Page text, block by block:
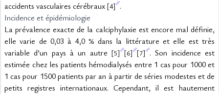
accidents vasculaires cérébraux [4] .
Incidence et épidémiologie
La prévalence exacte de la calciphylaxie est encore mal définie,
elle varie de 0,03 à 4,0 % dans la littérature et elle est très
variable d’un pays à un autre [5] [6] [7] . Son incidence est
estimée chez les patients hémodialysés entre 1 cas pour 1000 et
1 cas pour 1500 patients par an à partir de séries modestes et de
petits registres internationaux. Cependant, il est hautement